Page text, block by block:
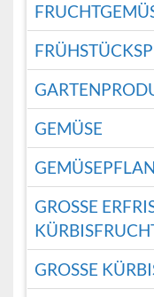
GEMÜSE
GROSSE
ÜRBISFRUCHT
GROSSE